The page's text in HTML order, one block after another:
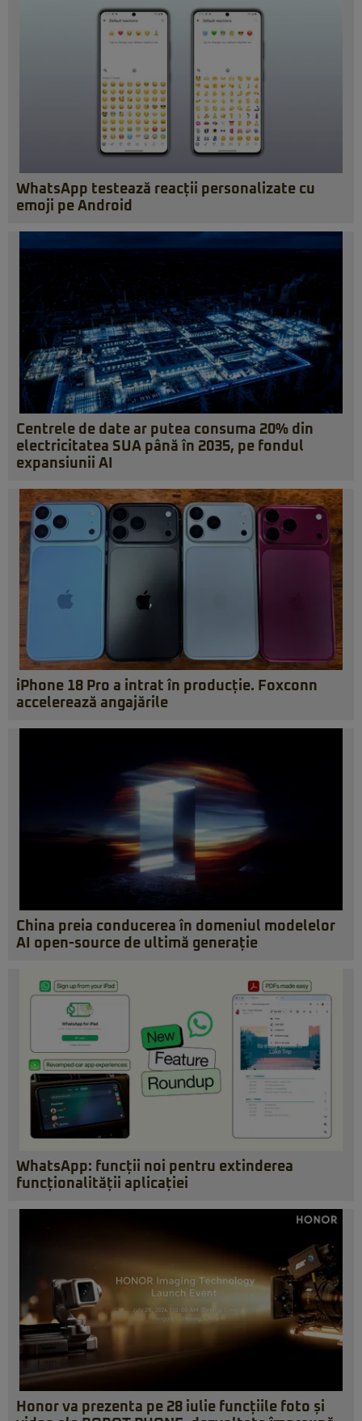
WhatsApp testează reacții personalizate cu
emoji pe Android
Centrele de date ar putea consuma 20% din
electricitatea SUA până în 2035, pe fondul
expansiunii AI
iPhone 18 Pro a intrat în producție. Foxconn
accelerează angajările
China preia conducerea în domeniul modelelor
AI open-source de ultimă generație
WhatsApp: funcții noi pentru extinderea
funcționalității aplicației
Honor va prezenta pe 28 iulie funcțiile foto și